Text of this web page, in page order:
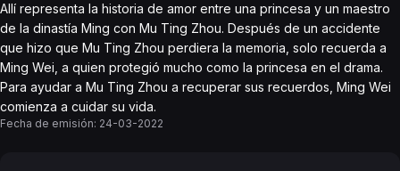
Allí representa la historia de amor entre una princesa y un maestro
de la dinastía Ming con Mu Ting Zhou. Después de un accidente
que hizo que Mu Ting Zhou perdiera la memoria, solo recuerda a
Ming Wei, a quien protegió mucho como la princesa en el drama.
Para ayudar a Mu Ting Zhou a recuperar sus recuerdos, Ming Wei
comienza a cuidar su vida.
Fecha de emisión: 24-03-2022